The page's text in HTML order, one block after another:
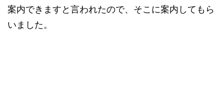
案内できますと言われたので、そこに案内してもら
いました。